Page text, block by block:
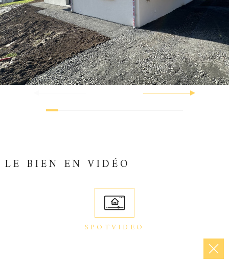
LE BIEN EN VIDÉO
SPOTVIDEO